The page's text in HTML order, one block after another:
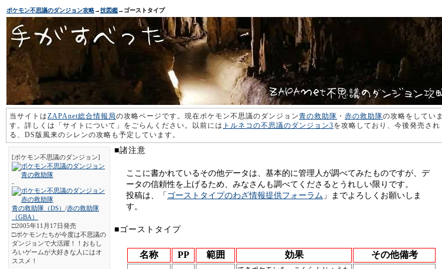
ポケモン不思議のダンジョン攻略→技図鑑→ゴーストタイプ
当サイトはZAPAnet総合情報局の攻略ページです。現在ポケモン不思議のダンジョン青の救助隊 ・ 赤の救助隊の攻略をしていま
す。詳しくは「サイトについて」をごらんください。以前には トルネコの不思議のダンジョン3を攻略しており、今後発売され
る、DS版風来のシレンの攻略も予定しています。
[ポケモン不思議のダンジョン]
-
青の救助隊（DS） /赤の救助隊
（GBA）
□2005年11月17日発売
□ポケモンたちが今度は不思議の
ダンジョンで大活躍！！おもし
ろいゲームが大好きな人にはオ
ススメ！
■諸注意
ここに書かれているその他データは、基本的に管理人が調べてみたものですが、デ
ータの信頼性を上げるため、みなさんも調べてくださるとうれしい限りです。
投稿は、「 ゴーストタイプのわざ情報提供フォーラム 」までよろしくお願いしま
す。
■ゴーストタイプ
名称 PP 範囲 効果 その他備考